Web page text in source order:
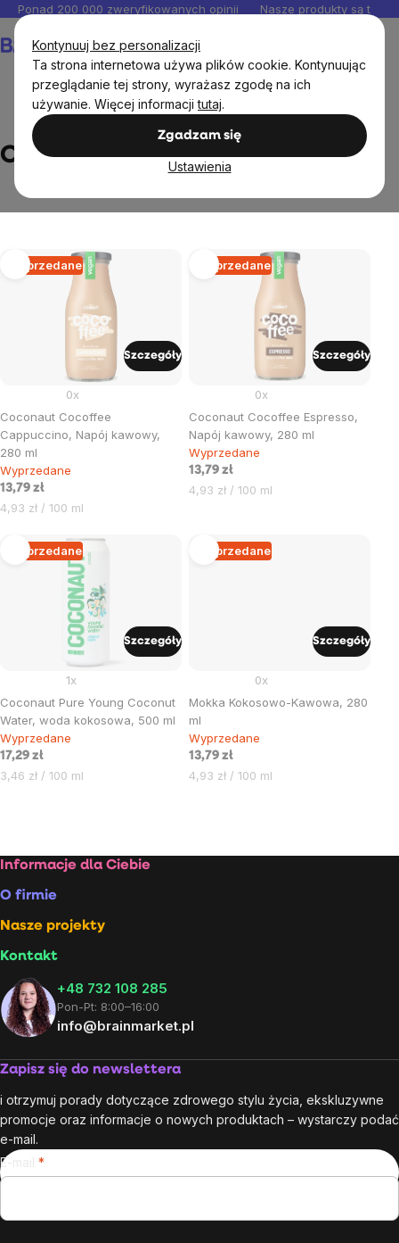
Kontynuuj bez personalizacji
Ta strona internetowa używa plików cookie. Kontynuując
przeglądanie tej strony, wyrażasz zgodę na ich
używanie. Więcej informacjitutaj.
Zgadzam się
Ustawienia
Przejść
do
treści
Ponad 200 000 zweryfikowanych opinii Nasze produkty są
Coconaut
Coconaut
Lista
produktów
Wyprzedane
Coconaut Cocoffee
Cappuccino, Napój kawowy,
280 ml
0x
Wyprzedane
13,79 zł
Cena
4,93 zł / 100 ml
Szczegóły
Wyprzedane
Coconaut Cocoffee Espresso,
Napój kawowy, 280 ml
0x
Wyprzedane
13,79 zł
Cena
4,93 zł / 100 ml
Szczegóły
Wyprzedane
Coconaut Pure Young Coconut
Water, woda kokosowa, 500 ml
1x
Wyprzedane
17,29 zł
Cena
3,46 zł / 100 ml
Szczegóły
Wyprzedane
Mokka Kokosowo-Kawowa, 280
ml
0x
Wyprzedane
13,79 zł
Cena
4,93 zł / 100 ml
Szczegóły
listy
Stopka
Informacje dla Ciebie
O firmie
Nasze projekty
Kontakt
+48 732 108 285
Pon-Pt: 8:00–16:00
info@brainmarket.pl
Zapisz się do newslettera
i otrzymuj porady dotyczące zdrowego stylu życia, ekskluzywne
promocje oraz informacje o nowych produktach – wystarczy podać
e-mail.
E-mail